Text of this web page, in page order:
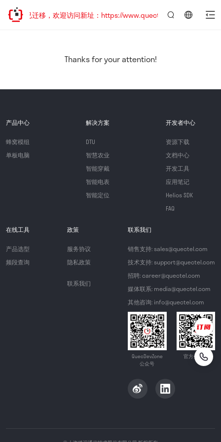
站地址已迁移，欢迎访问新址：https://www.quectel.com.cn
Thanks for your attention!
产品中心
蜂窝模组
单板电脑
解决方案
DTU
智慧农业
智能穿戴
智能电表
智能定位
开发者中心
资源下载
文档中心
开发工具
应用笔记
Helios SDK
FAQ
在线工具
产品选型
频段查询
政策
服务协议
隐私政策
联系我们
联系我们
销售支持: sales@quectel.com
技术支持: support@quectel.com
招聘: career@quectel.com
媒体联系: media@quectel.com
其他咨询: info@quectel.com
QuecDevZone
公众号
官方公众号